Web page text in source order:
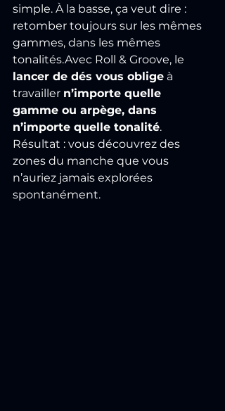
simple. À la basse, ça veut dire :
retomber toujours sur les mêmes
gammes, dans les mêmes
tonalités.Avec Roll & Groove, le
lancer de dés vous oblige à
travailler n’importe quelle
gamme ou arpège, dans
n’importe quelle tonalité.
Résultat : vous découvrez des
zones du manche que vous
n’auriez jamais explorées
spontanément.